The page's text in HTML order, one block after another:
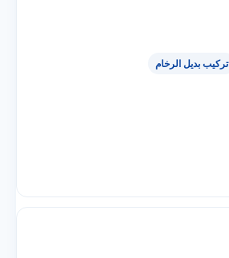
تركيب بديل الرخام